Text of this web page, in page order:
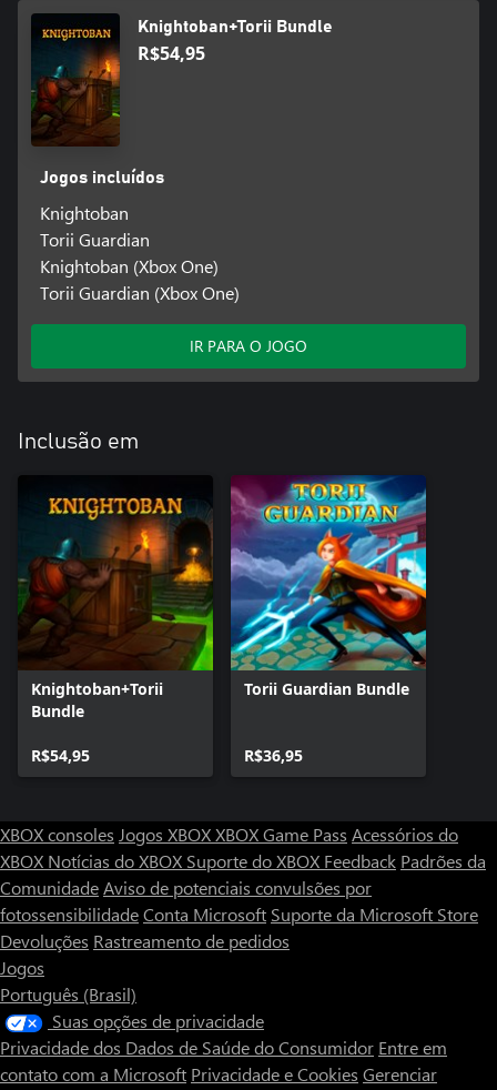
Knightoban+Torii Bundle
R$54,95
Jogos incluídos
Knightoban
Torii Guardian
Knightoban (Xbox One)
Torii Guardian (Xbox One)
IR PARA O JOGO
Inclusão em
Knightoban+Torii
Bundle
R$54,95
Torii Guardian Bundle
R$36,95
XBOX consoles Jogos XBOXXBOX Game Pass Acessórios do
XBOX Notícias do XBOX Suporte do XBOX Feedback Padrões da
ComunidadeAviso de potenciais convulsões por
fotossensibilidadeConta Microsoft Suporte da Microsoft Store
Devoluções Rastreamento de pedidos
Jogos
Português (Brasil)
Suas opções de privacidade
Privacidade dos Dados de Saúde do Consumidor Entre em
contato com a Microsoft Privacidade e Cookies Gerenciar